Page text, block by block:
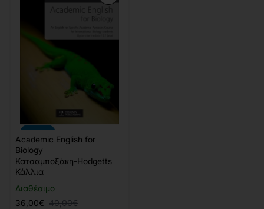
Διαθέσιμο
Academic English for
Biology
Κατσαμποξάκη-Hodgetts
Κάλλια
36,00€ 40,00€